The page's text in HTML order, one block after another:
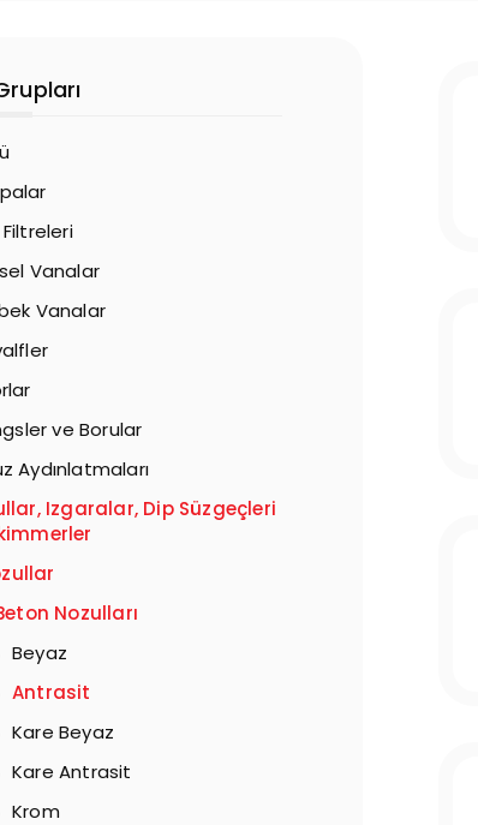
Vanalar
Vanalar
ve Borular
Aydınlatmaları
Izgaralar, Dip Süzgeçleri
Nozulları
Beyaz
Antrasit
Kare Beyaz
Kare Antrasit
Krom